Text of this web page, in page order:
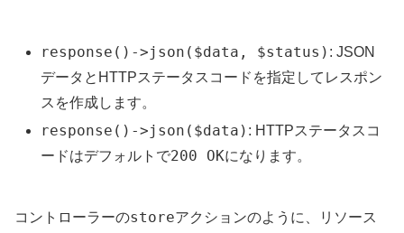
response()->json($data, $status) : JSON
データとHTTPステータスコードを指定してレスポン
スを作成します。
response()->json($data) : HTTPステータスコ
ードはデフォルトで200 OKになります。
コントローラーのstoreアクションのように、リソース